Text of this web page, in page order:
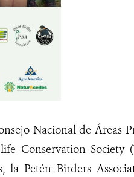
Nacional de Áreas
Conservation Society
la Petén Birders